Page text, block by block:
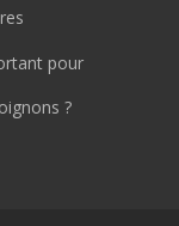
pour
?